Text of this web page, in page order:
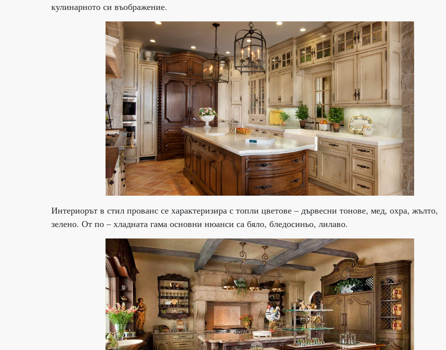
кулинарното си въображение.
Интериорът в стил прованс се характеризира с топли цветове – дървесни тонове, мед, охра, жълто,
зелено. От по – хладната гама основни нюанси са бяло, бледосиньо, лилаво.